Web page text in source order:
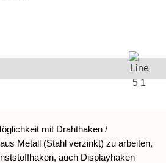
mit Drahthaken /
Metall (Stahl verzinkt) zu arbeiten,
auch Displayhaken